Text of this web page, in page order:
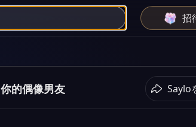
招
你的偶像男友 Saylo